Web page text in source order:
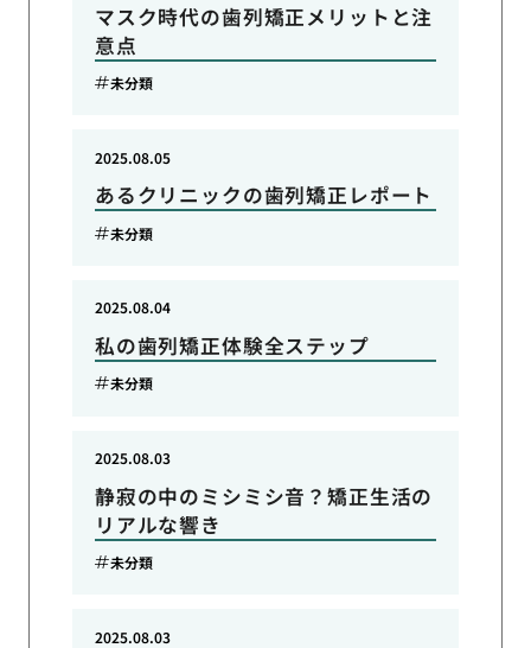
マスク時代の歯列矯正メリットと注
意点
未分類
あるクリニックの歯列矯正レポート
2025.08.05
未分類
私の歯列矯正体験全ステップ
2025.08.04
未分類
静寂の中のミシミシ音？矯正生活の
リアルな響き
2025.08.03
未分類
2025.08.03